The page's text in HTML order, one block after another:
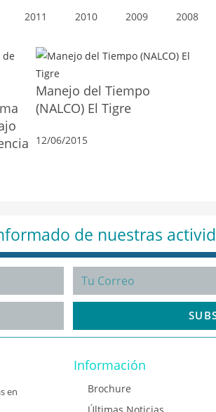
2011 2010 2009 2008
Manejo del Tiempo
(NALCO) El Tigre
12/06/2015
de nuestras
en
Información
Brochure